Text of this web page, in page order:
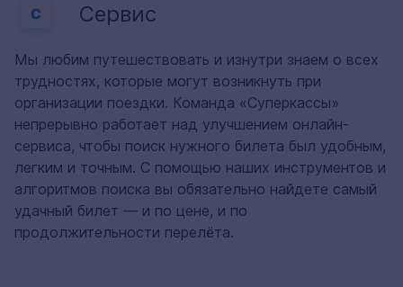
Сервис
Мы любим путешествовать и изнутри знаем о всех
трудностях, которые могут возникнуть при
организации поездки. Команда «Суперкассы»
непрерывно работает над улучшением онлайн-
сервиса, чтобы поиск нужного билета был удобным,
легким и точным. С помощью наших инструментов и
алгоритмов поиска вы обязательно найдете самый
удачный билет — и по цене, и по
продолжительности перелёта.